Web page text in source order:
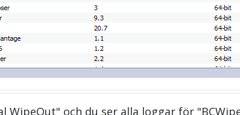
WipeOut" och du ser alla loggar för